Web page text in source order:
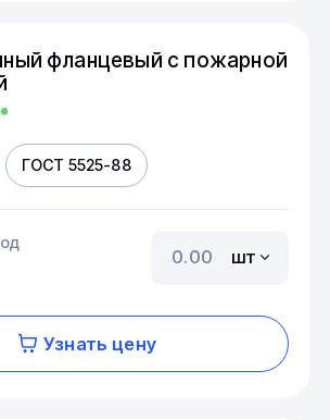
фланцевый с пожарной
ГОСТ 5525-88
шт
Узнать цену